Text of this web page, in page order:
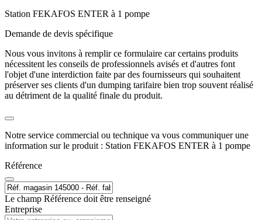
Station FEKAFOS ENTER à 1 pompe
Demande de devis spécifique
Nous vous invitons à remplir ce formulaire car certains produits
nécessitent les conseils de professionnels avisés et d'autres font
l'objet d'une interdiction faite par des fournisseurs qui souhaitent
préserver ses clients d'un dumping tarifaire bien trop souvent réalisé
au détriment de la qualité finale du produit.
Notre service commercial ou technique va vous communiquer une
information sur le produit : Station FEKAFOS ENTER à 1 pompe
Référence
Le champ Référence doit être renseigné
Entreprise